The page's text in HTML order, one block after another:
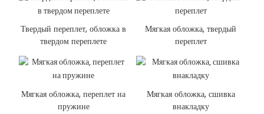
Твердый переплет, обложка в
твердом переплете
Мягкая обложка, твердый
переплет
Мягкая обложка, переплет на
пружине
Мягкая обложка, сшивка
внакладку